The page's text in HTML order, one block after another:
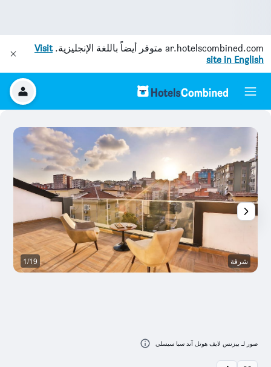
ar.hotelscombined.com متوفر أيضاً باللغة الإنجليزية.Visit
site in English
شرفة 1/19
صور لـ بيزنس لايف هوتل آند سبا سيسلي